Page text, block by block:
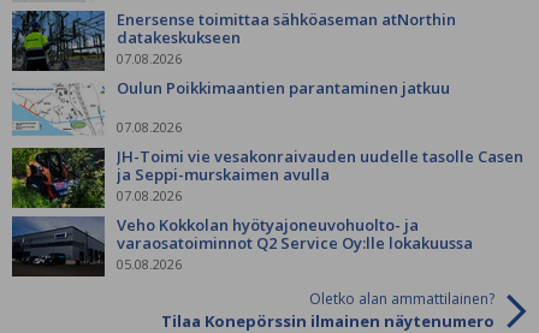
Enersense toimittaa sähköaseman atNorthin
datakeskukseen
07.08.2026
Oulun Poikkimaantien parantaminen jatkuu
07.08.2026
JH-Toimi vie vesakonraivauden uudelle tasolle Casen
ja Seppi-murskaimen avulla
07.08.2026
Veho Kokkolan hyötyajoneuvohuolto- ja
varaosatoiminnot Q2 Service Oy:lle lokakuussa
05.08.2026
Oletko alan ammattilainen?
Tilaa Konepörssin ilmainen näytenumero